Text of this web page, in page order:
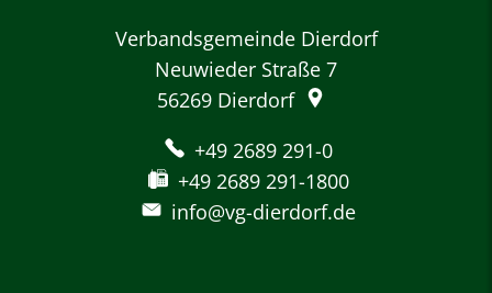
Verbandsgemeinde Dierdorf
Neuwieder Straße 7
56269 Dierdorf
+49 2689 291-0
+49 2689 291-1800
info@vg-dierdorf.de